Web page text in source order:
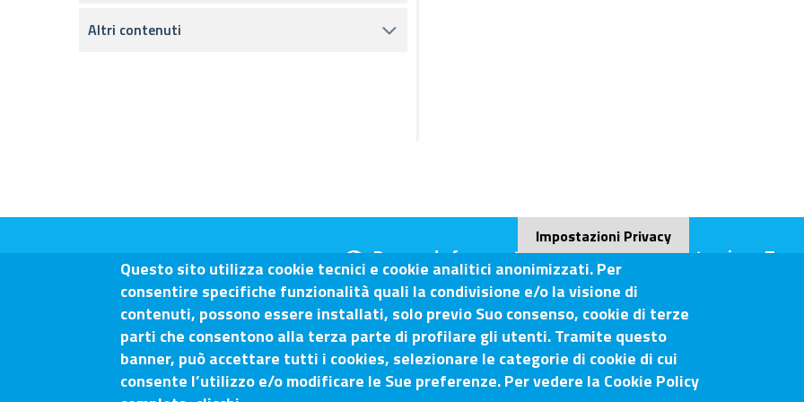
Altri contenuti
Domande frequenti (FAQ) Amministrazione
Camera di Commercio Arezzo-Siena
Impostazioni Privacy
Questo sito utilizza cookie tecnici e cookie analitici anonimizzati. Per
consentire specifiche funzionalità quali la condivisione e/o la visione di
contenuti, possono essere installati, solo previo Suo consenso, cookie di terze
parti che consentono alla terza parte di profilare gli utenti. Tramite questo
banner, può accettare tutti i cookies, selezionare le categorie di cookie di cui
consente l’utilizzo e/o modificare le Sue preferenze. Per vedere la Cookie Policy